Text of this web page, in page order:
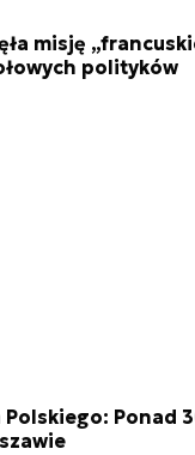
misję
polityków
Polskiego: Ponad